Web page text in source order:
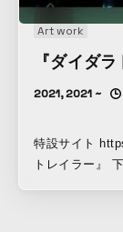
Art work
『ダイダ
2021, 2021 ~
特設サイト https://
トレイラー』 下北沢で起きた不可解な殺人事件。 それを追